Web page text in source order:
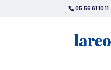
05 56 61 10 11